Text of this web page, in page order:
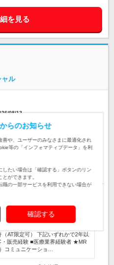
を見る
ル
08/12
増加中！メーカー登用の実績もあ
属先により異なります） ※配属
制 給与:■経験、スキル、年齢を
ール例＞ 特約店（販売代理店や卸
（AT限定可） 下記いずれかで2年以
・販売経験 ■医療業界経験者 ★MR
コミュニケーショ…
らのお知らせ
や、ユーザーのみなさまに最適化され
等の「インフォマティブデータ」を利
たい場合は「確認する」ボタンのリン
ができます。
の一部サービスを利用できない場合が
確認する